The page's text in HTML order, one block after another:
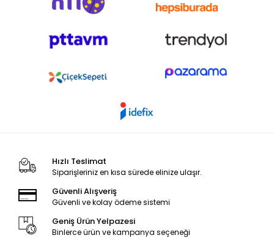
Hızlı Teslimat
Siparişleriniz en kısa sürede elinize ulaşır.
Güvenli Alışveriş
Güvenli ve kolay ödeme sistemi
Geniş Ürün Yelpazesi
Binlerce ürün ve kampanya seçeneği